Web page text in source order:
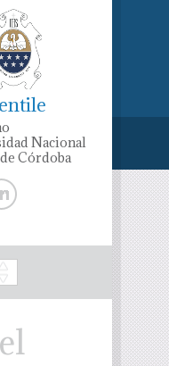
Nacional
Córdoba